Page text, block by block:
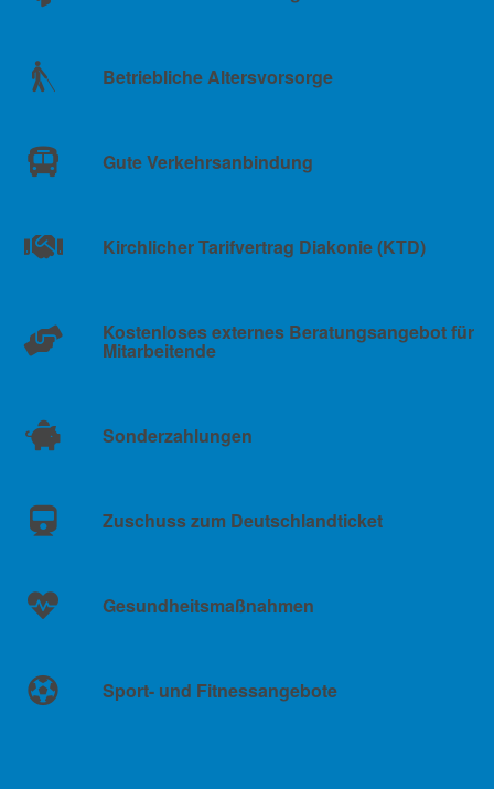
Betriebliche Altersvorsorge
Gute Verkehrsanbindung
Kirchlicher Tarifvertrag Diakonie (KTD)
Kostenloses externes Beratungsangebot für
Mitarbeitende
Sonderzahlungen
Zuschuss zum Deutschlandticket
Gesundheitsmaßnahmen
Sport- und Fitnessangebote